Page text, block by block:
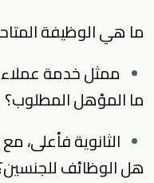
ما هي الوظيفة
ممثل خدمة عملاء
ما المؤهل المطلوب؟
الثانوية فأعلى،
هل الوظائف